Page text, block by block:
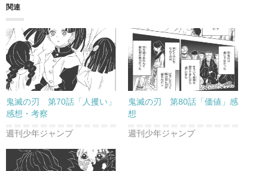
関連
鬼滅の刃 第70話「人攫い」
感想・考察
週刊少年ジャンプ
鬼滅の刃 第80話「価値」感
想
週刊少年ジャンプ